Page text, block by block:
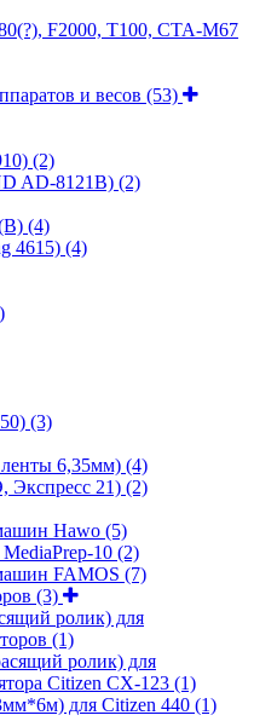
F2000, T100, СТА-М67
и весов (53)
(2)
AD-8121B) (2)
(4)
4615) (4)
(3)
6,35мм) (4)
Экспресс 21) (2)
Hawo (5)
MediaPrep-10 (2)
FAMOS (7)
(3)
ролик) для
(1)
ролик) для
Citizen CX-123 (1)
для Citizen 440 (1)